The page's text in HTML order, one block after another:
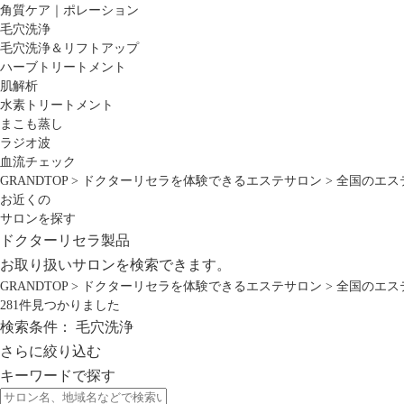
角質ケア｜ポレーション
毛穴洗浄
毛穴洗浄＆リフトアップ
ハーブトリートメント
肌解析
水素トリートメント
まこも蒸し
ラジオ波
血流チェック
GRANDTOP> ドクターリセラを体験できるエステサロン > 全国のエス
お近くの
サロンを探す
ドクターリセラ製品
お取り扱いサロンを検索できます。
GRANDTOP> ドクターリセラを体験できるエステサロン > 全国のエス
281件見つかりました
検索条件：
毛穴洗浄
さらに絞り込む
キーワードで探す